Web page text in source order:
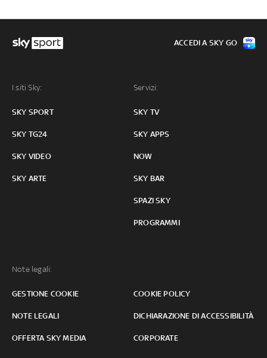
I siti Sky:
SKY SPORT
SKY TG24
SKY VIDEO
SKY ARTE
Servizi:
SKY TV
SKY APPS
NOW
SKY BAR
SPAZI SKY
PROGRAMMI
Note legali:
GESTIONE COOKIE COOKIE POLICY
NOTE LEGALI DICHIARAZIONE DI ACCESSIBILITÀ
OFFERTA SKY MEDIA CORPORATE
ACCEDI A SKY GO